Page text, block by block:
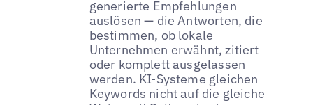
generierte Empfehlungen
auslösen — die Antworten, die
bestimmen, ob lokale
Unternehmen erwähnt, zitiert
oder komplett ausgelassen
werden. KI-Systeme gleichen
Keywords nicht auf die gleiche